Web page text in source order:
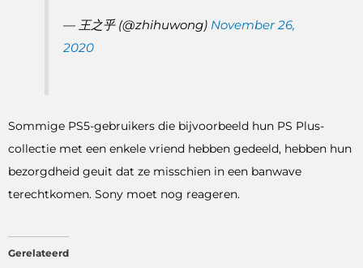
— 王之乎 (@zhihuwong) November 26,
2020
Sommige PS5-gebruikers die bijvoorbeeld hun PS Plus-
collectie met een enkele vriend hebben gedeeld, hebben hun
bezorgdheid geuit dat ze misschien in een banwave
terechtkomen. Sony moet nog reageren.
Gerelateerd